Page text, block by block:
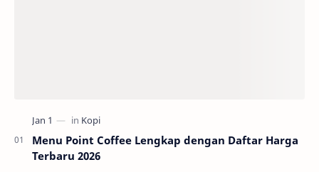
Menu Point Coffee Lengkap dengan Daftar Harga
Terbaru 2026